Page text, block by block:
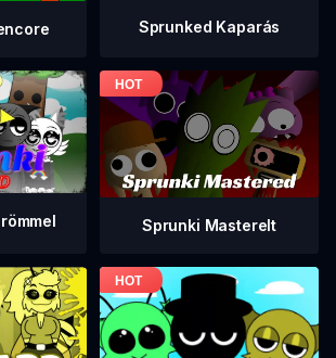
Sprunked Kaparás
Sprunki Masterelt